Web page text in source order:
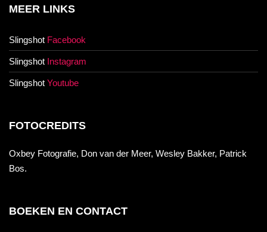
MEER LINKS
Slingshot Facebook
Slingshot Instagram
Slingshot Youtube
FOTOCREDITS
Oxbey Fotografie, Don van der Meer, Wesley Bakker, Patrick
Bos.
BOEKEN EN CONTACT